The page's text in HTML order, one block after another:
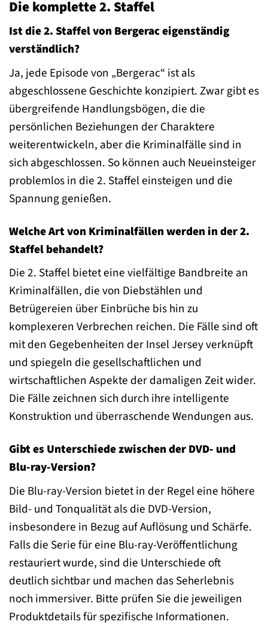
Die komplette 2. Staffel
Ist die 2. Staffel von Bergerac eigenständig
verständlich?
Ja, jede Episode von „Bergerac“ ist als
abgeschlossene Geschichte konzipiert. Zwar gibt es
übergreifende Handlungsbögen, die die
persönlichen Beziehungen der Charaktere
weiterentwickeln, aber die Kriminalfälle sind in
sich abgeschlossen. So können auch Neueinsteiger
problemlos in die 2. Staffel einsteigen und die
Spannung genießen.
Welche Art von Kriminalfällen werden in der 2.
Staffel behandelt?
Die 2. Staffel bietet eine vielfältige Bandbreite an
Kriminalfällen, die von Diebstählen und
Betrügereien über Einbrüche bis hin zu
komplexeren Verbrechen reichen. Die Fälle sind oft
mit den Gegebenheiten der Insel Jersey verknüpft
und spiegeln die gesellschaftlichen und
wirtschaftlichen Aspekte der damaligen Zeit wider.
Die Fälle zeichnen sich durch ihre intelligente
Konstruktion und überraschende Wendungen aus.
Gibt es Unterschiede zwischen der DVD- und
Blu-ray-Version?
Die Blu-ray-Version bietet in der Regel eine höhere
Bild- und Tonqualität als die DVD-Version,
insbesondere in Bezug auf Auflösung und Schärfe.
Falls die Serie für eine Blu-ray-Veröffentlichung
restauriert wurde, sind die Unterschiede oft
deutlich sichtbar und machen das Seherlebnis
noch immersiver. Bitte prüfen Sie die jeweiligen
Produktdetails für spezifische Informationen.